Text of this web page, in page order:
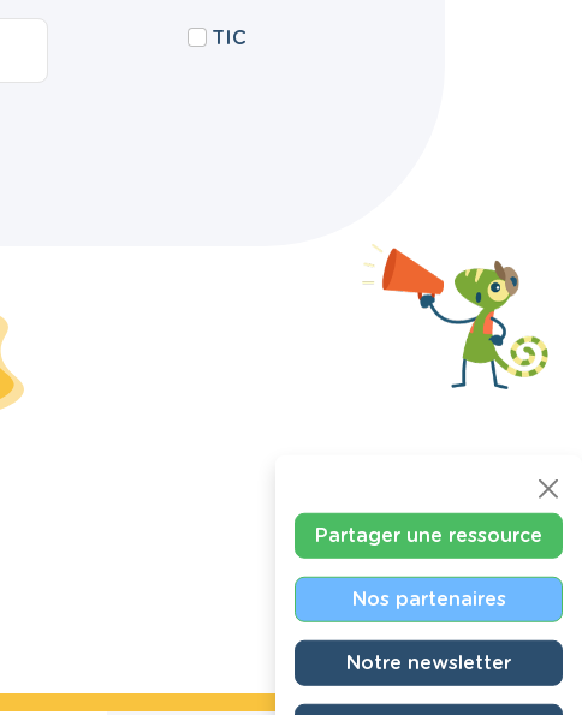
TIC
Partager une ressource
Nos partenaires
Notre newsletter